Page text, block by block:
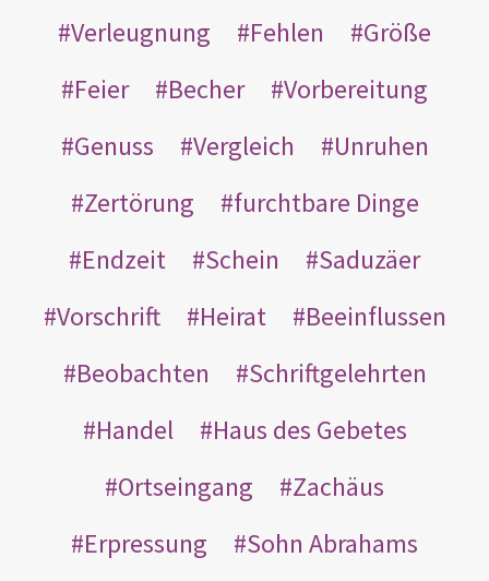
Verleugnung Fehlen
Größe
Feier
Becher
Vorbereitung
Genuss
Vergleich
Unruhen
Zertörung
furchtbare Dinge
Endzeit
Schein
Saduzäer
Vorschrift
Heirat
Beeinflussen
Beobachten
Schriftgelehrten
Handel
Haus des Gebetes
Ortseingang
Zachäus
Erpressung
Sohn Abrahams